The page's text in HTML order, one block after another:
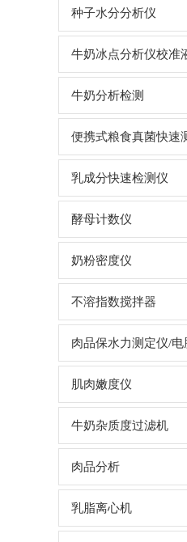
种子水分分析仪
牛奶冰点分析仪校准
牛奶分析检测
便携式粮食真菌快速
乳成分快速检测仪
酵母计数仪
奶粉密度仪
不溶指数搅拌器
肉品保水力测定仪/
肌肉嫩度仪
牛奶杂质度过滤机
肉品分析
乳脂离心机